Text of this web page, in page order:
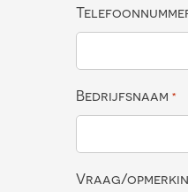
Bedrijfsnaam *
Vraag/